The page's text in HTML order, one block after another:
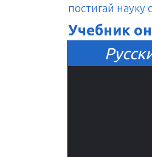
постигай науку
Учебник